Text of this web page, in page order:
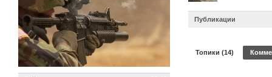
Публикации
Топики (14)